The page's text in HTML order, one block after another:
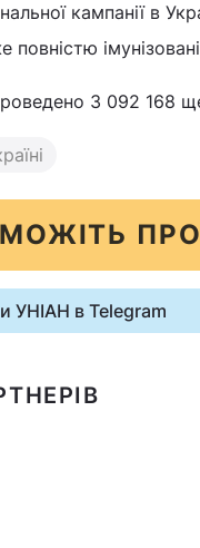
кампанії в
3 092 168
УНІАН в Telegram